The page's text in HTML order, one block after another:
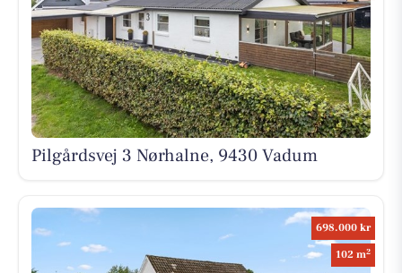
Pilgårdsvej 3 Nørhalne, 9430 Vadum
698.000 kr
102 m2